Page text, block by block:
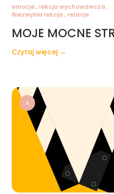
emocje , lekcja wychowawcza ,
Niezwykła lekcja , relacje
MOJE MOCNE
Czytaj więcej →
A